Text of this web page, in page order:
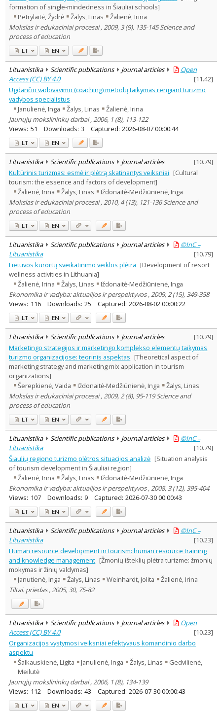
formation of single-mindedness in Šiauliai schools]
Petrylaitė, Žydrė
Žalys, Linas
Žalienė, Irina
Mokslas ir edukaciniai procesai , 2009, 3 (9), 135-145 Science and
process of education
LT EN
Lituanistika Scientific publications Journal articles
Open
Access (CC) BY 4.0
[11.42]
Ugdančio vadovavimo (coaching) metodų taikymas rengiant turizmo
vadybos specialistus
Janulienė, Inga
Žalys, Linas
Žalienė, Irina
Jaunųjų mokslininkų darbai , 2006, 1 (8), 113-122
Views: 51 Downloads: 3 Captured: 2026-08-07 00:00:44
LT EN
Lituanistika Scientific publications Journal articles [10.79]
Kultūrinis turizmas: esmė ir plėtrą skatinantys veiksniai [Cultural
tourism: the essence and factors of development]
Žalienė, Irina
Žalys, Linas
Iždonaitė-Medžiūnienė, Inga
Mokslas ir edukaciniai procesai , 2010, 4 (13), 121-136 Science and
process of education
LT EN
Lituanistika Scientific publications Journal articles
©InC –
Lituanistika
[10.79]
Lietuvos kurortų sveikatinimo veiklos plėtra [Development of resort
wellness activities in Lithuania]
Žalienė, Irina
Žalys, Linas
Iždonaitė-Medžiūnienė, Inga
Ekonomika ir vadyba: aktualijos ir perspektyvos , 2009, 2 (15), 349-358
Views: 116 Downloads: 25 Captured: 2026-08-02 00:00:22
LT EN
Lituanistika Scientific publications Journal articles [10.79]
Marketingo strategijos ir marketingo komplekso elementų taikymas
turizmo organizacijose: teorinis aspektas [Theoretical aspect of
marketing strategy and marketing mix application in tourism
organizations]
Šerepkienė, Vaida
Iždonaitė-Medžiūnienė, Inga
Žalys, Linas
Mokslas ir edukaciniai procesai , 2009, 2 (8), 95-119 Science and
process of education
LT EN
Lituanistika Scientific publications Journal articles
©InC –
Lituanistika
[10.79]
Šiaulių regiono turizmo plėtros situacijos analizė [Situation analysis
of tourism development in Šiauliai region]
Žalienė, Irina
Žalys, Linas
Iždonaitė-Medžiūnienė, Inga
Ekonomika ir vadyba: aktualijos ir perspektyvos , 2008, 3 (12), 395-404
Views: 107 Downloads: 9 Captured: 2026-07-30 00:00:43
LT EN
Lituanistika Scientific publications Journal articles
©InC –
Lituanistika
[10.23]
Human resource development in tourism: human resource training
and knowledge management [Žmonių išteklių plėtra turizme: žmonių
mokymas ir žinių valdymas]
Janutienė, Inga
Žalys, Linas Weinhardt, Jolita
Žalienė, Irina
Tiltai. priedas , 2005, 30, 75-82
Lituanistika Scientific publications Journal articles
Open
Access (CC) BY 4.0
[10.23]
Organizacijos vystymosi veiksniai efektyvaus komandinio darbo
aspektu
Šalkauskienė, Ligita
Janulienė, Inga Žalys, Linas
Gedvilienė,
Meilutė
Jaunųjų mokslininkų darbai , 2006, 1 (8), 134-139
Views: 112 Downloads: 43 Captured: 2026-07-30 00:00:43
LT EN